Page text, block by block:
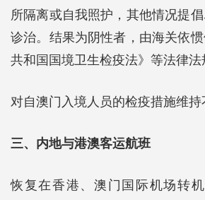
所隔离或自我照护，其他情况提
诊治。结果为阴性者，由海关依
共和国国境卫生检疫法》等法律法
对自澳门入境人员的检疫措施维持
三、内地与港澳客运航班
恢复在香港、澳门国际机场转